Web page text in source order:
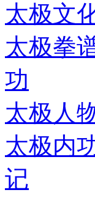
太极文
太极拳
功
太极人
太极内
记